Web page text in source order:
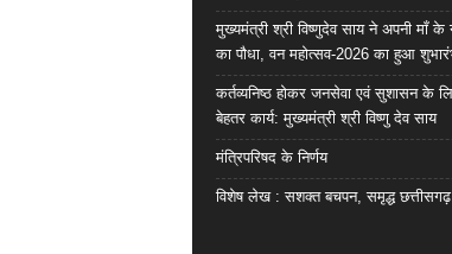
मुख्यमंत्री श्री विष्णुदेव साय ने अपनी माँ के
का पौधा, वन महोत्सव-2026 का हुआ
कर्तव्यनिष्ठ होकर जनसेवा एवं सुशासन के
बेहतर कार्य: मुख्यमंत्री श्री विष्णु देव साय
मंत्रिपरिषद के निर्णय
विशेष लेख : सशक्त बचपन, समृद्ध छत्तीसगढ़